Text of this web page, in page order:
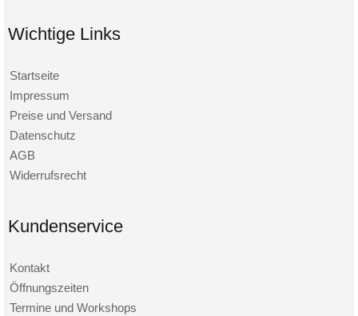
Wichtige Links
Startseite
Impressum
Preise und Versand
Datenschutz
AGB
Widerrufsrecht
Kundenservice
Kontakt
Öffnungszeiten
Termine und Workshops